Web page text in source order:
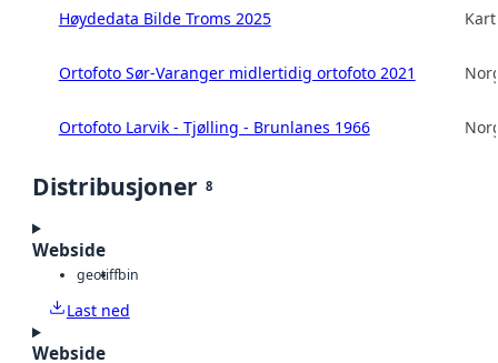
Høydedata Bilde Troms 2025
Ortofoto Sør-Varanger midlertidig ortofoto 2021
Ortofoto Larvik - Tjølling - Brunlanes 1966
Distribusjoner 8
Webside
geotiffbin
Last ned
Webside